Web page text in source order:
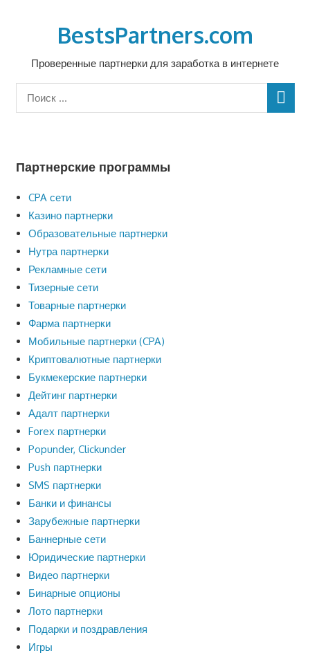
содержимомуBestsPartners.com
Проверенные партнерки для заработка в интернете
Партнерские программы
CPA сети
Казино партнерки
Образовательные партнерки
Нутра партнерки
Рекламные сети
Тизерные сети
Товарные партнерки
Фарма партнерки
Мобильные партнерки (CPA)
Криптовалютные партнерки
Букмекерские партнерки
Дейтинг партнерки
Адалт партнерки
Forex партнерки
Popunder, Clickunder
Push партнерки
SMS партнерки
Банки и финансы
Зарубежные партнерки
Баннерные сети
Юридические партнерки
Видео партнерки
Бинарные опционы
Лото партнерки
Подарки и поздравления
Игры